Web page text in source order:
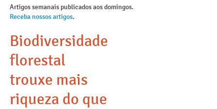
Artigos semanais publicados aos domingos.
Receba nossos artigos.
Biodiversidade
florestal
trouxe mais
riqueza do que